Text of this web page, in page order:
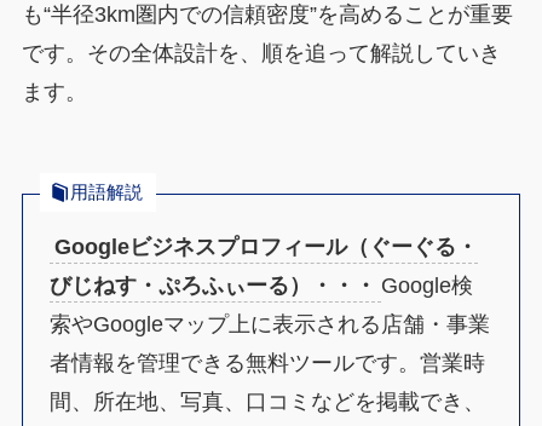
も“半径3km圏内での信頼密度”を高めることが重要
です。その全体設計を、順を追って解説していき
ます。
用語解説
Googleビジネスプロフィール（ぐーぐる・
びじねす・ぷろふぃーる）・・・ Google検
索やGoogleマップ上に表示される店舗・事業
者情報を管理できる無料ツールです。営業時
間、所在地、写真、口コミなどを掲載でき、